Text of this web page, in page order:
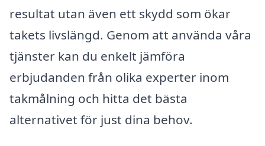
resultat utan även ett skydd som ökar
takets livslängd. Genom att använda våra
tjänster kan du enkelt jämföra
erbjudanden från olika experter inom
takmålning och hitta det bästa
alternativet för just dina behov.